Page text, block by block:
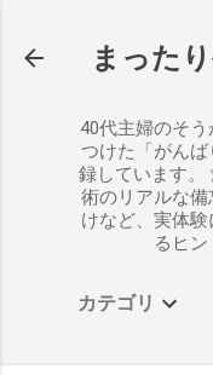
まった
40代主婦のそ
つけた「がん
録しています。
術のリアルな
けなど、実体
るヒン
カテゴリ